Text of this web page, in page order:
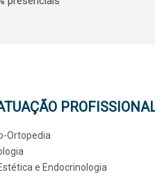
Ortopedia
e Endocrinologia